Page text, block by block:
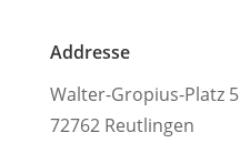
Addresse
Walter-Gropius-Platz 5
72762 Reutlingen